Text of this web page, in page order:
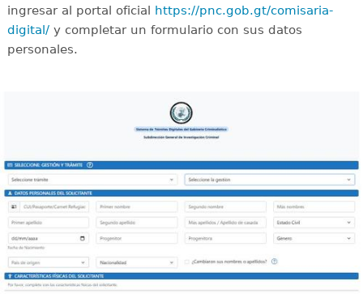
ingresar al portal oficial https://pnc.gob.gt/comisaria-
digital/y completar un formulario con sus datos
personales.